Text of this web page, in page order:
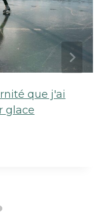
que j'ai
glace